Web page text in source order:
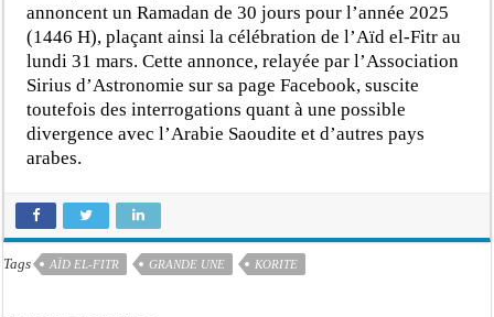
annoncent un Ramadan de 30 jours pour l’année 2025
(1446 H), plaçant ainsi la célébration de l’Aïd el-Fitr au
lundi 31 mars. Cette annonce, relayée par l’Association
Sirius d’Astronomie sur sa page Facebook, suscite
toutefois des interrogations quant à une possible
divergence avec l’Arabie Saoudite et d’autres pays
arabes.
Tags AÏD EL-FITR GRANDE UNE KORITE